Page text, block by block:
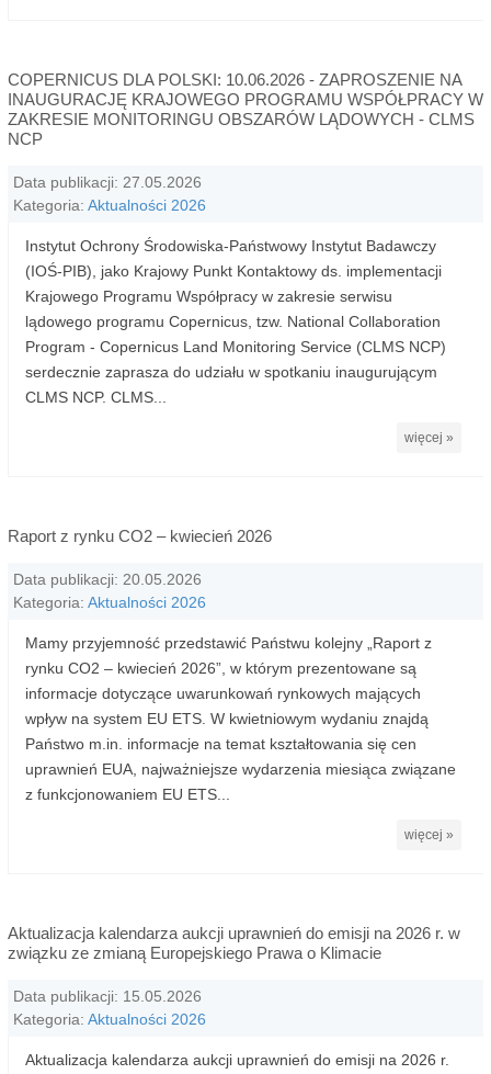
COPERNICUS DLA POLSKI: 10.06.2026 - ZAPROSZENIE NA
INAUGURACJĘ KRAJOWEGO PROGRAMU WSPÓŁPRACY W
ZAKRESIE MONITORINGU OBSZARÓW LĄDOWYCH - CLMS
NCP
Data publikacji: 27.05.2026
Kategoria: Aktualności 2026
Instytut Ochrony Środowiska-Państwowy Instytut Badawczy
(IOŚ-PIB), jako Krajowy Punkt Kontaktowy ds. implementacji
Krajowego Programu Współpracy w zakresie serwisu
lądowego programu Copernicus, tzw. National Collaboration
Program - Copernicus Land Monitoring Service (CLMS NCP)
serdecznie zaprasza do udziału w spotkaniu inaugurującym
CLMS NCP. CLMS...
więcej »
Raport z rynku CO2 – kwiecień 2026
Data publikacji: 20.05.2026
Kategoria: Aktualności 2026
Mamy przyjemność przedstawić Państwu kolejny „Raport z
rynku CO2 – kwiecień 2026”, w którym prezentowane są
informacje dotyczące uwarunkowań rynkowych mających
wpływ na system EU ETS. W kwietniowym wydaniu znajdą
Państwo m.in. informacje na temat kształtowania się cen
uprawnień EUA, najważniejsze wydarzenia miesiąca związane
z funkcjonowaniem EU ETS...
więcej »
Aktualizacja kalendarza aukcji uprawnień do emisji na 2026 r. w
związku ze zmianą Europejskiego Prawa o Klimacie
Data publikacji: 15.05.2026
Kategoria: Aktualności 2026
Aktualizacja kalendarza aukcji uprawnień do emisji na 2026 r.